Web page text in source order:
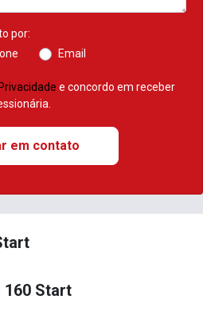
por:
Email
e concordo em receber
em contato
160 Start